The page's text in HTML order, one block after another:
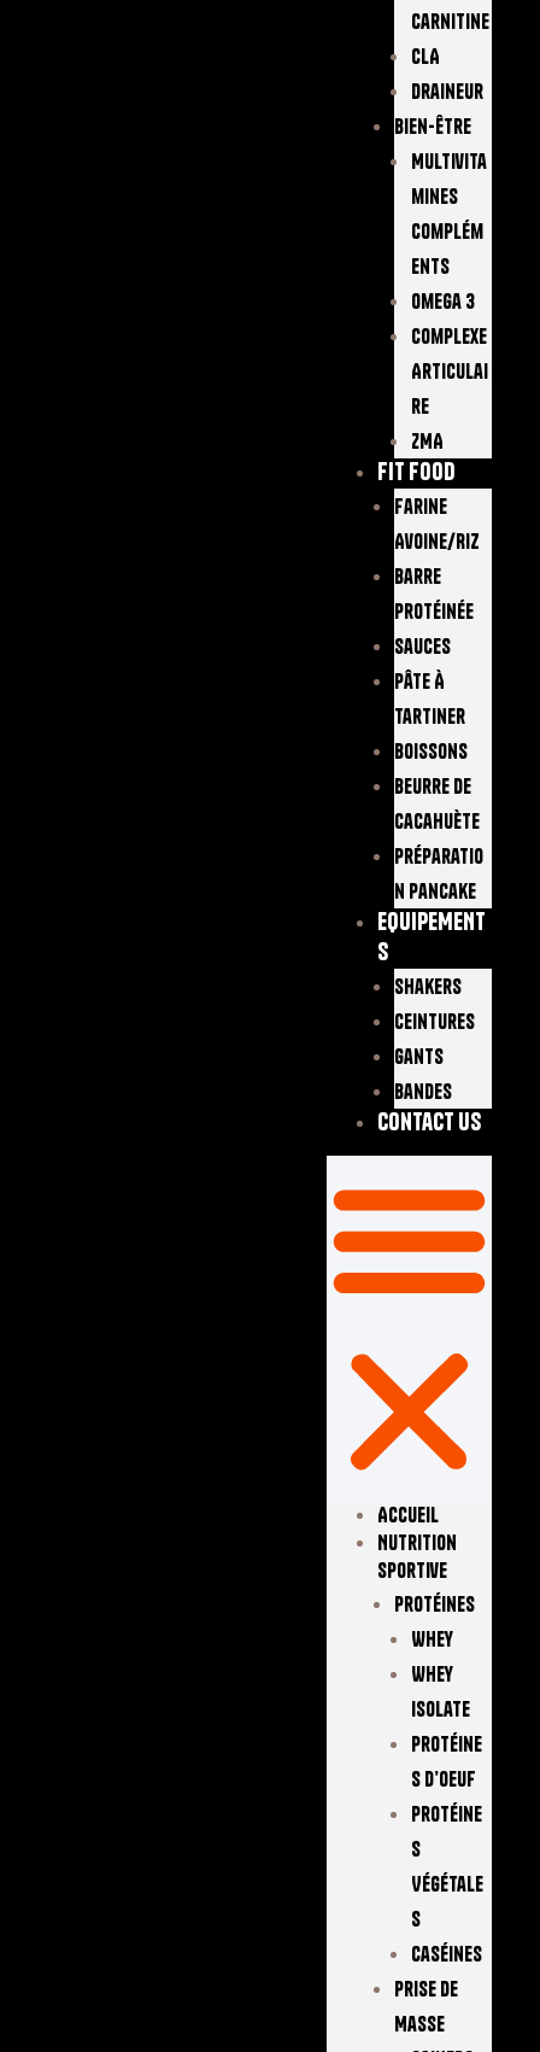
Carnitine
CLA
Draineur
Bien-Être
Multivita
Mines
Complém
Ents
Omega 3
Complexe
Articulai
Re
ZMA
FIT FOOD
Farine
Avoine/Riz
Barre
Protéinée
Sauces
Pâte À
Tartiner
Boissons
Beurre De
Cacahuète
Préparatio
N Pancake
EQUIPEMENT
S
Shakers
Ceintures
Gants
Bandes
Contact Us
Accueil
Nutrition
Sportive
Protéines
Whey
Whey
Isolate
Protéine
S D’oeuf
Protéine
S
Végétale
S
Caséines
Prise De
Masse